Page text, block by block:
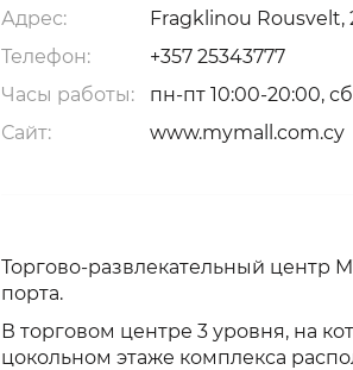
Адрес:
Fragklinou Rousvelt,
Телефон:
+357 25343777
Часы работы:
пн-пт 10:00-20:00, сб
Сайт:
www.mymall.com.cy
Торгово-развлекательный центр
порта.
В торговом центре 3 уровня, на
цокольном этаже комплекса